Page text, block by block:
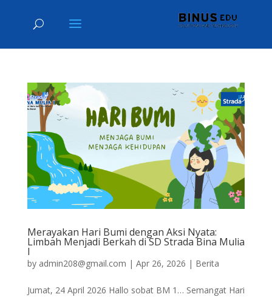
Merayakan Hari Bumi dengan Aksi Nyata:
Limbah Menjadi Berkah di SD Strada Bina Mulia
I
by admin208@gmail.com | Apr 26, 2026 | Berita
Jumat, 24 April 2026 Hallo sobat BM 1… Semangat Hari